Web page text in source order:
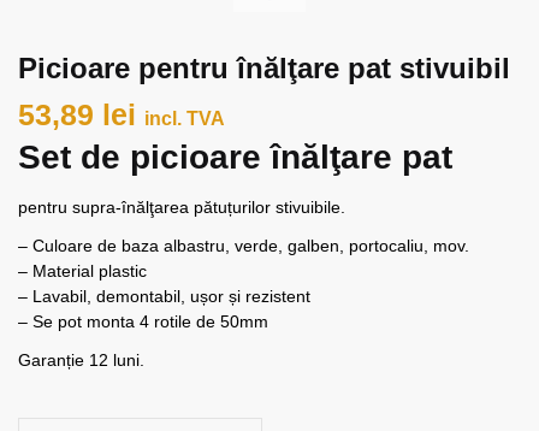
Picioare pentru înălţare pat stivuibil
53,89 lei incl. TVA
Set de picioare înălţare pat
pentru supra-înălţarea pătuțurilor stivuibile.
– Culoare de baza albastru, verde, galben, portocaliu, mov.
– Material plastic
– Lavabil, demontabil, ușor și rezistent
– Se pot monta 4 rotile de 50mm
Garanție 12 luni.